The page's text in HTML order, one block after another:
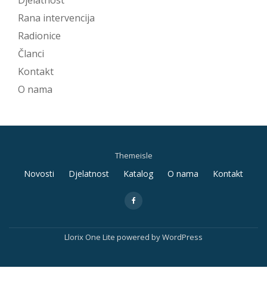
Rana intervencija
Radionice
Članci
Kontakt
O nama
Themeisle
Secondary
Novosti Djelatnost Katalog O nama Kontakt
fa-
facebook
Llorix One Lite powered byWordPress